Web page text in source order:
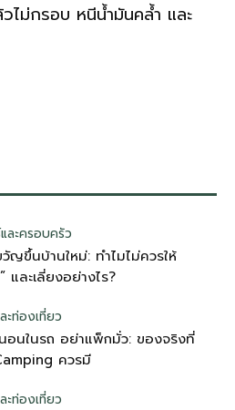
ไม่กรอบ หนีน้ำมันคล้ำ และ
ละครอบครัว
ญขึ้นบ้านใหม่: ทำไมไม่ควรให้
และเลี่ยงอย่างไร?
ะท่องเที่ยว
อนในรถ อย่าแพ็กมั่ว: ของจริงที่
ควรมี
ะท่องเที่ยว